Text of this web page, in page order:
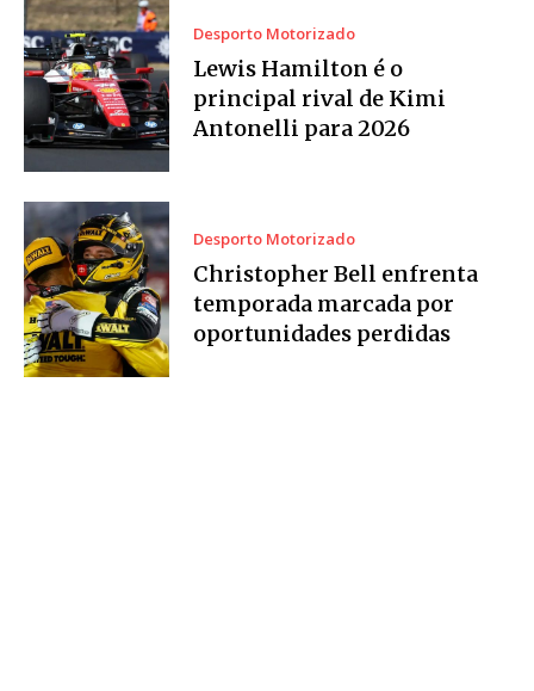
Desporto Motorizado
Lewis Hamilton é o
principal rival de Kimi
Antonelli para 2026
Desporto Motorizado
Christopher Bell enfrenta
temporada marcada por
oportunidades perdidas